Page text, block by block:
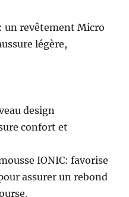
un revêtement Micro
légère,
design
confort et
IONIC: favorise
assurer un rebond